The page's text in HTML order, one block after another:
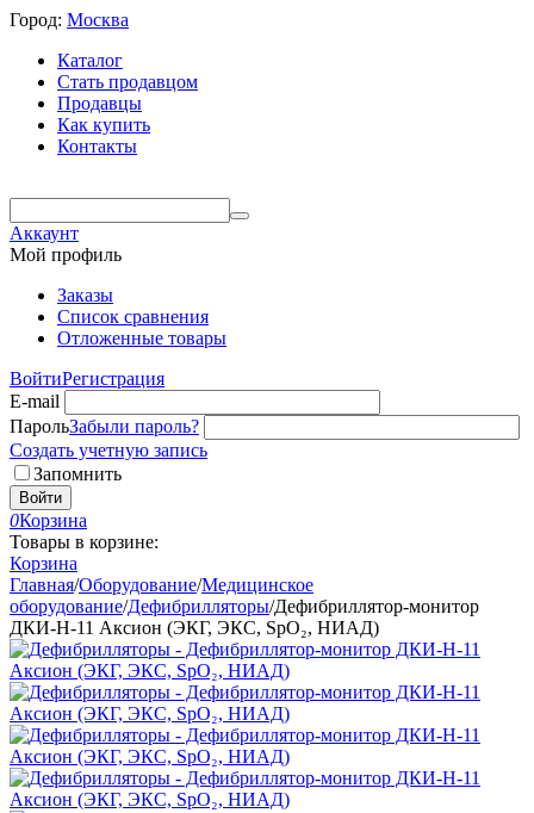
Город: Москва
Каталог
Стать продавцом
Продавцы
Как купить
Контакты
Аккаунт
Мой профиль
Заказы
Список сравнения
Отложенные товары
ВойтиРегистрация
E-mail
ПарольЗабыли пароль?
Создать учетную запись
Запомнить
Войти
0Корзина
Товары в корзине:
Корзина
Главная/Оборудование/Медицинское
оборудование/Дефибрилляторы/Дефибриллятор-монитор
ДКИ-Н-11 Аксион (ЭКГ, ЭКС, SpO₂, НИАД)